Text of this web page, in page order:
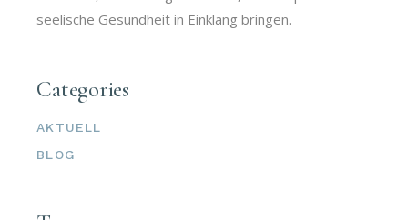
seelische Gesundheit in Einklang bringen.
Categories
AKTUELL
BLOG